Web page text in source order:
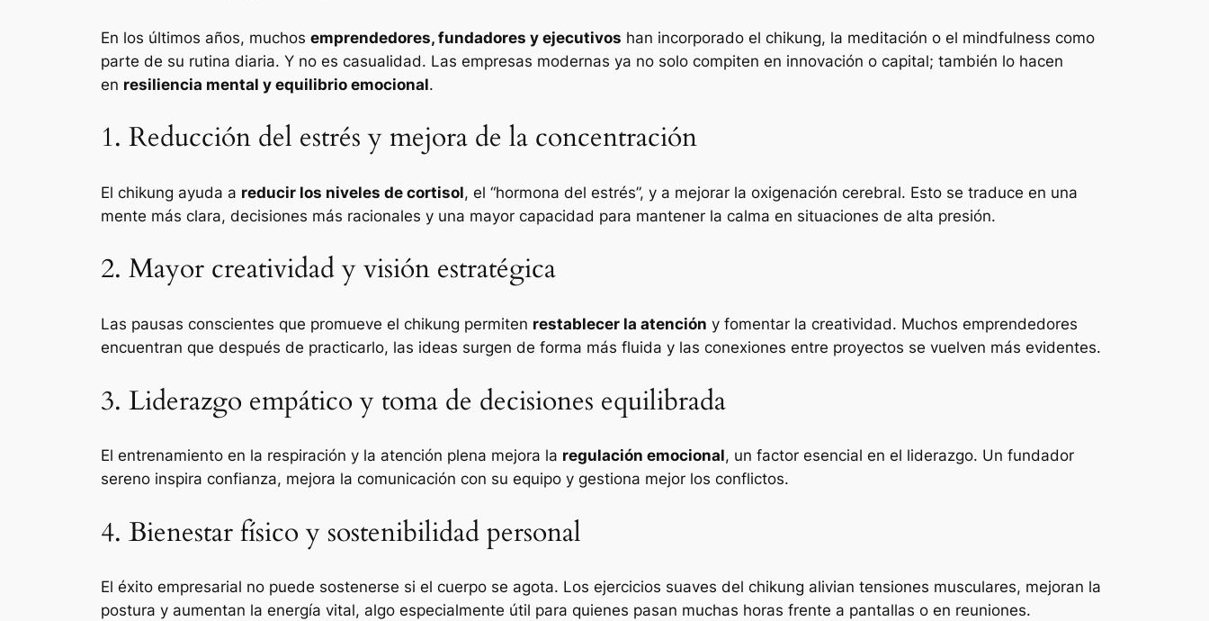
En los últimos años, muchos emprendedores, fundadores y ejecutivos han incorporado el chikung, la meditación o el mindfulness como
parte de su rutina diaria. Y no es casualidad. Las empresas modernas ya no solo compiten en innovación o capital; también lo hacen
en resiliencia mental y equilibrio emocional.
1. Reducción del estrés y mejora de la concentración
El chikung ayuda a reducir los niveles de cortisol, el “hormona del estrés”, y a mejorar la oxigenación cerebral. Esto se traduce en una
mente más clara, decisiones más racionales y una mayor capacidad para mantener la calma en situaciones de alta presión.
2. Mayor creatividad y visión estratégica
Las pausas conscientes que promueve el chikung permiten restablecer la atención y fomentar la creatividad. Muchos emprendedores
encuentran que después de practicarlo, las ideas surgen de forma más fluida y las conexiones entre proyectos se vuelven más evidentes.
3. Liderazgo empático y toma de decisiones equilibrada
El entrenamiento en la respiración y la atención plena mejora la regulación emocional, un factor esencial en el liderazgo. Un fundador
sereno inspira confianza, mejora la comunicación con su equipo y gestiona mejor los conflictos.
4. Bienestar físico y sostenibilidad personal
El éxito empresarial no puede sostenerse si el cuerpo se agota. Los ejercicios suaves del chikung alivian tensiones musculares, mejoran la
postura y aumentan la energía vital, algo especialmente útil para quienes pasan muchas horas frente a pantallas o en reuniones.